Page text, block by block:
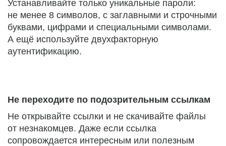
Устанавливайте только уникальные пароли:
не менее 8 символов, с заглавными и строчными
буквами, цифрами и специальными символами.
А ещё используйте двухфакторную
аутентификацию.
Не переходите по подозрительным ссылкам
Не открывайте ссылки и не скачивайте файлы
от незнакомцев. Даже если ссылка
сопровождается интересным или полезным